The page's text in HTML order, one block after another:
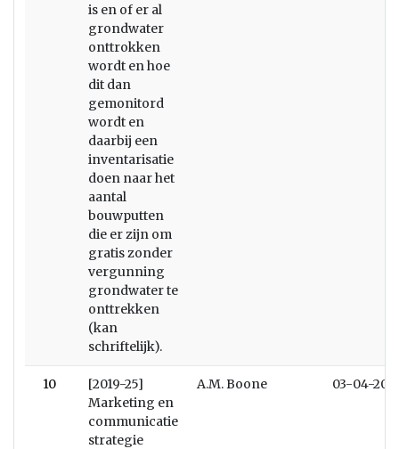
is en of er al
grondwater
onttrokken
wordt en hoe
dit dan
gemonitord
wordt en
daarbij een
inventarisatie
doen naar het
aantal
bouwputten
die er zijn om
gratis zonder
vergunning
grondwater te
onttrekken
(kan
schriftelijk).
10
[2019-25]
Marketing en
communicatie
strategie
A.M. Boone 03-04-